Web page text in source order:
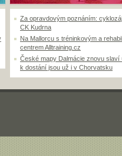
Za opravdovým poznáním:
CK Kudrna
Na Mallorcu s tréninkovým a
centrem Alltraining.cz
České mapy Dalmácie znovu slaví
k dostání jsou už i v Chorvatsku